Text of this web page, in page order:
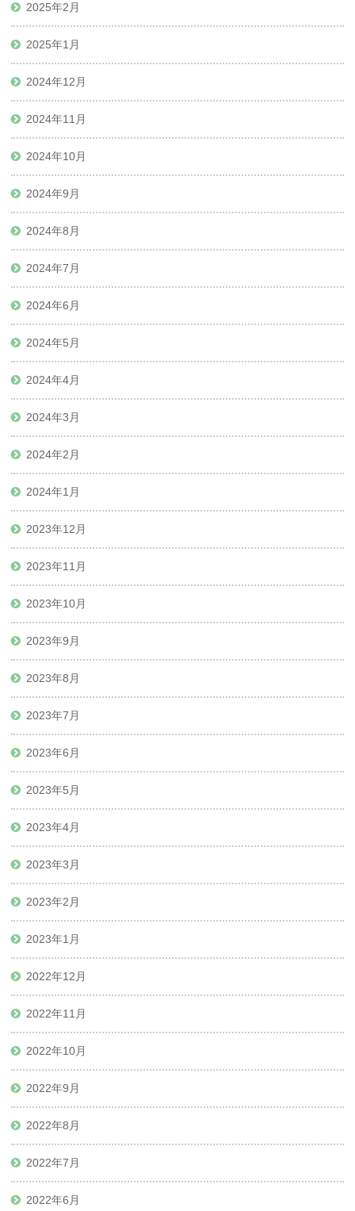
2025年2月
2025年1月
2024年12月
2024年11月
2024年10月
2024年9月
2024年8月
2024年7月
2024年6月
2024年5月
2024年4月
2024年3月
2024年2月
2024年1月
2023年12月
2023年11月
2023年10月
2023年9月
2023年8月
2023年7月
2023年6月
2023年5月
2023年4月
2023年3月
2023年2月
2023年1月
2022年12月
2022年11月
2022年10月
2022年9月
2022年8月
2022年7月
2022年6月